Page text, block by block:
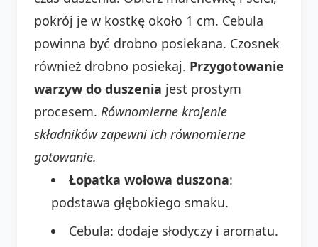
pokrój je w kostkę około 1 cm. Cebula
powinna być drobno posiekana. Czosnek
również drobno posiekaj. Przygotowanie
warzyw do duszenia jest prostym
procesem. Równomierne krojenie
składników zapewni ich równomierne
gotowanie.
Łopatka wołowa duszona:
podstawa głębokiego smaku.
Cebula: dodaje słodyczy i aromatu.